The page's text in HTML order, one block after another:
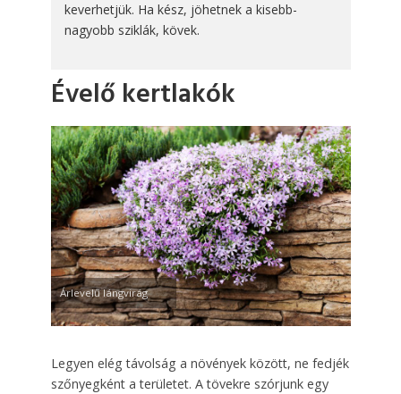
keverhetjük. Ha kész, jöhetnek a kisebb-
nagyobb sziklák, kövek.
Évelő kertlakók
Árlevelű lángvirág
Legyen elég távolság a növények között, ne fedjék
szőnyegként a területet. A tövekre szórjunk egy